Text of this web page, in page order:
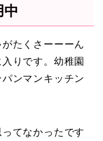
中
たくさーーーん
りです。幼稚園
ンマンキッチン
てなかったです